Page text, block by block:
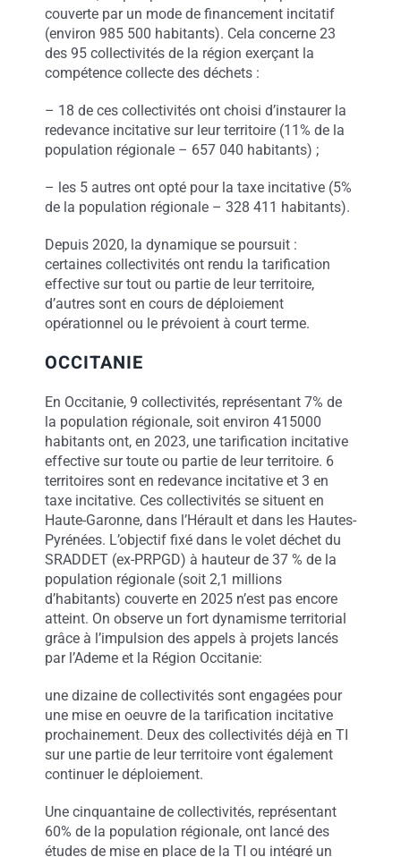
couverte par un mode de financement incitatif
(environ 985 500 habitants). Cela concerne 23
des 95 collectivités de la région exerçant la
compétence collecte des déchets :
– 18 de ces collectivités ont choisi d’instaurer la
redevance incitative sur leur territoire (11% de la
population régionale – 657 040 habitants) ;
– les 5 autres ont opté pour la taxe incitative (5%
de la population régionale – 328 411 habitants).
Depuis 2020, la dynamique se poursuit :
certaines collectivités ont rendu la tarification
effective sur tout ou partie de leur territoire,
d’autres sont en cours de déploiement
opérationnel ou le prévoient à court terme.
OCCITANIE
En Occitanie, 9 collectivités, représentant 7% de
la population régionale, soit environ 415000
habitants ont, en 2023, une tarification incitative
effective sur toute ou partie de leur territoire. 6
territoires sont en redevance incitative et 3 en
taxe incitative. Ces collectivités se situent en
Haute-Garonne, dans l’Hérault et dans les Hautes-
Pyrénées. L’objectif fixé dans le volet déchet du
SRADDET (ex-PRPGD) à hauteur de 37 % de la
population régionale (soit 2,1 millions
d’habitants) couverte en 2025 n’est pas encore
atteint. On observe un fort dynamisme territorial
grâce à l’impulsion des appels à projets lancés
par l’Ademe et la Région Occitanie:
une dizaine de collectivités sont engagées pour
une mise en oeuvre de la tarification incitative
prochainement. Deux des collectivités déjà en TI
sur une partie de leur territoire vont également
continuer le déploiement.
Une cinquantaine de collectivités, représentant
60% de la population régionale, ont lancé des
études de mise en place de la TI ou intégré un